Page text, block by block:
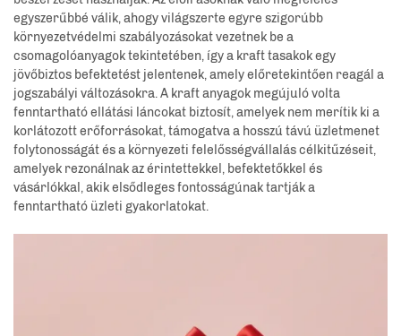
egyszerűbbé válik, ahogy világszerte egyre szigorúbb
környezetvédelmi szabályozásokat vezetnek be a
csomagolóanyagok tekintetében, így a kraft tasakok egy
jövőbiztos befektetést jelentenek, amely előretekintően reagál a
jogszabályi változásokra. A kraft anyagok megújuló volta
fenntartható ellátási láncokat biztosít, amelyek nem merítik ki a
korlátozott erőforrásokat, támogatva a hosszú távú üzletmenet
folytonosságát és a környezeti felelősségvállalás célkitűzéseit,
amelyek rezonálnak az érintettekkel, befektetőkkel és
vásárlókkal, akik elsődleges fontosságúnak tartják a
fenntartható üzleti gyakorlatokat.